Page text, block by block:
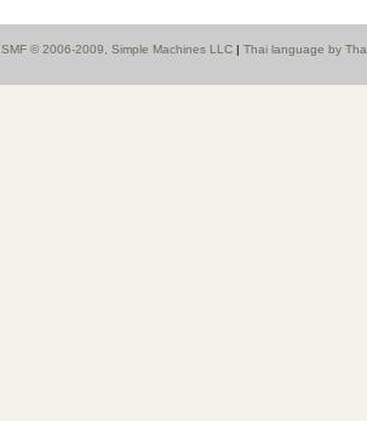
SMF © 2006-2009, Simple Machines LLC | Thai language by